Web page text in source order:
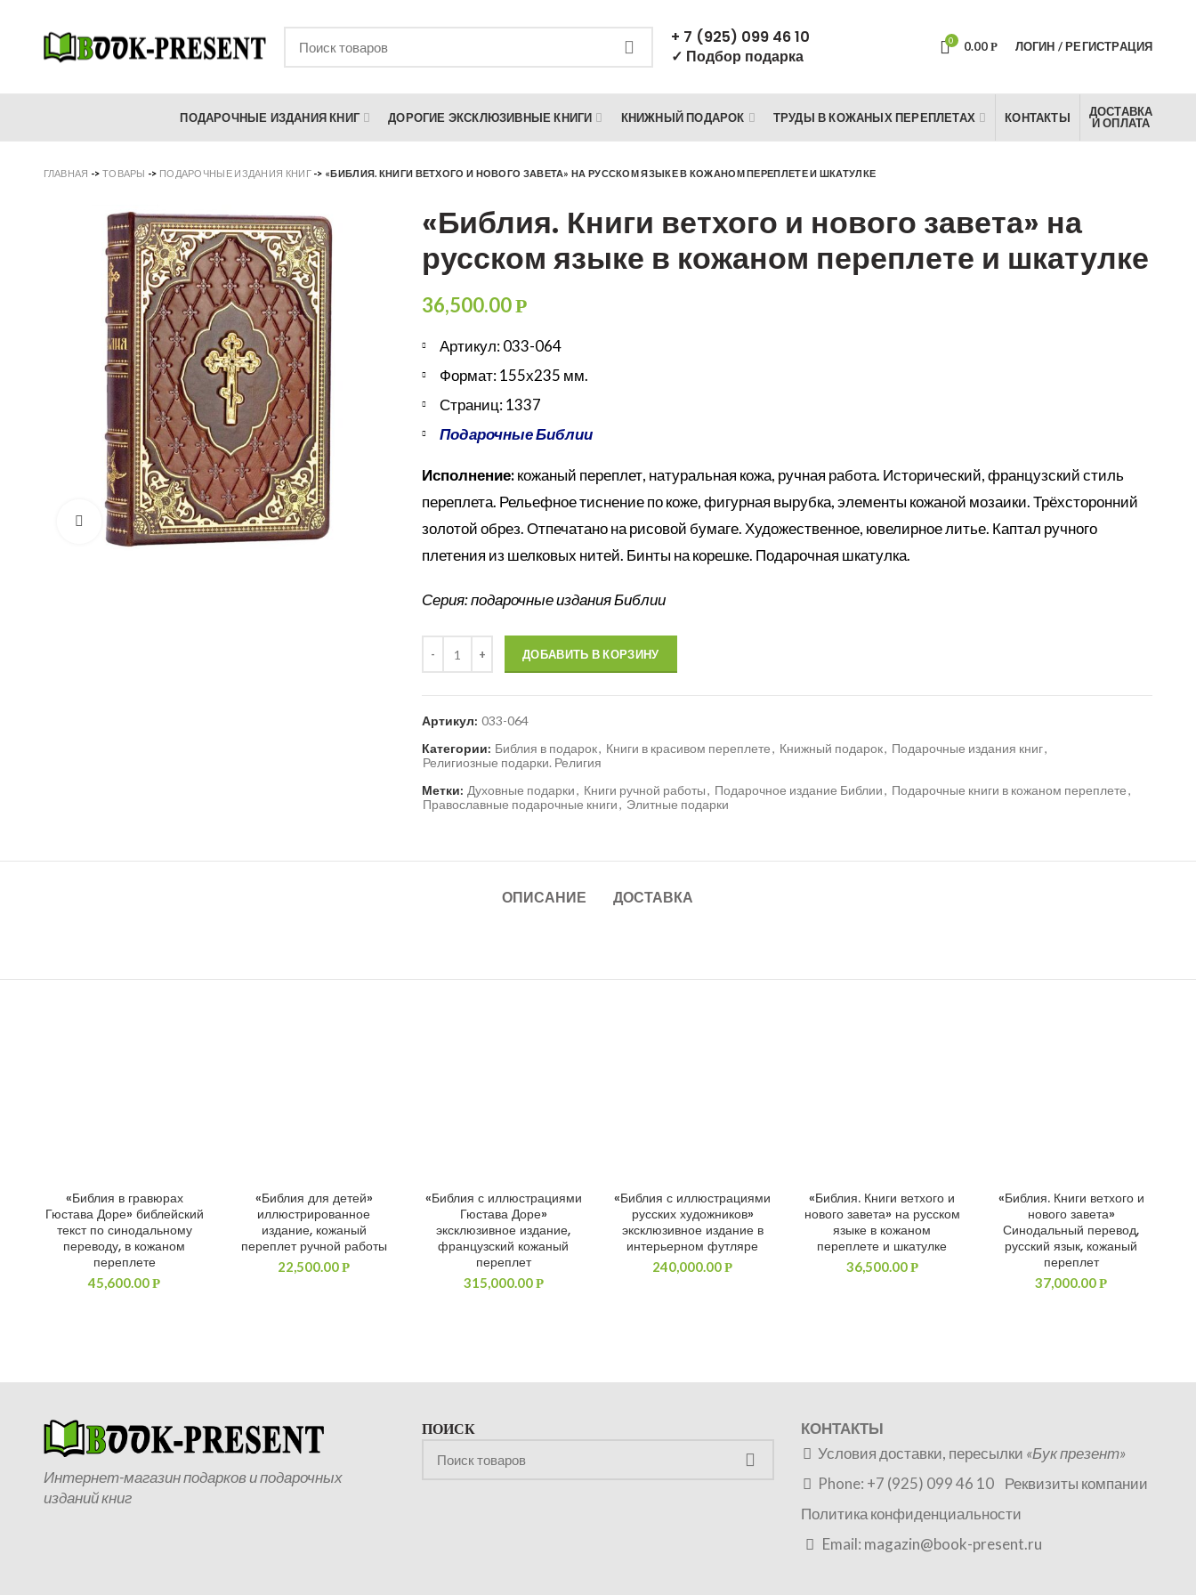
+ 7 (925) 099 46 10
✓ Подбор подарка
0 0.00 Р ЛОГИН / РЕГИСТРАЦИЯ
ПОДАРОЧНЫЕ ИЗДАНИЯ КНИГ ДОРОГИЕ ЭКСКЛЮЗИВНЫЕ КНИГИ КНИЖНЫЙ ПОДАРОК ТРУДЫ В КОЖАНЫХ ПЕРЕПЛЕТАХ КОНТАКТЫ
ДОСТАВКА
И ОПЛАТА
ГЛАВНАЯ -> ТОВАРЫ -> ПОДАРОЧНЫЕ ИЗДАНИЯ КНИГ-> «БИБЛИЯ. КНИГИ ВЕТХОГО И НОВОГО ЗАВЕТА» НА РУССКОМ ЯЗЫКЕ В КОЖАНОМ ПЕРЕПЛЕТЕ И ШКАТУЛКЕ
Увеличить
«Библия. Книги ветхого и нового завета» на
русском языке в кожаном переплете и шкатулке
36,500.00Р
Артикул: 033-064
Формат: 155х235 мм.
Страниц: 1337
Подарочные Библии
Исполнение:кожаный переплет, натуральная кожа, ручная работа. Исторический, французский стиль
переплета. Рельефное тиснение по коже, фигурная вырубка, элементы кожаной мозаики. Трёхсторонний
золотой обрез. Отпечатано на рисовой бумаге. Художественное, ювелирное литье. Каптал ручного
плетения из шелковых нитей. Бинты на корешке. Подарочная шкатулка.
Серия: подарочные издания Библии
ДОБАВИТЬ В КОРЗИНУ
Артикул: 033-064
Категории: Библия в подарок, Книги в красивом переплете, Книжный подарок, Подарочные издания книг,
Религиозные подарки. Религия
Метки: Духовные подарки, Книги ручной работы, Подарочное издание Библии, Подарочные книги в кожаном переплете,
Православные подарочные книги, Элитные подарки
ОПИСАНИЕ ДОСТАВКА
ДОБАВИТЬ В КОРЗИНУ
«Библия в гравюрах
Гюстава Доре» библейский
текст по синодальному
переводу, в кожаном
переплете
45,600.00Р
ДОБАВИТЬ В КОРЗИНУ
«Библия для детей»
иллюстрированное
издание, кожаный
переплет ручной работы
22,500.00Р
ДОБАВИТЬ В КОРЗИНУ
«Библия с иллюстрациями
Гюстава Доре»
эксклюзивное издание,
французский кожаный
переплет
315,000.00Р
ДОБАВИТЬ В КОРЗИНУ
«Библия с иллюстрациями
русских художников»
эксклюзивное издание в
интерьерном футляре
240,000.00Р
ДОБАВИТЬ В КОРЗИНУ
«Библия. Книги ветхого и
нового завета» на русском
языке в кожаном
переплете и шкатулке
36,500.00Р
ДОБАВИТЬ В КОРЗИНУ
«Библия. Книги ветхого и
нового завета»
Синодальный перевод,
русский язык, кожаный
переплет
37,000.00Р
Интернет-магазин подарков и подарочных
изданий книг
ПОИСК
КОНТАКТЫ
Условия доставки, пересылки «Бук презент»
Phone: +7 (925) 099 46 10 Реквизиты компании
Политика конфиденциальности
Email: magazin@book-present.ru